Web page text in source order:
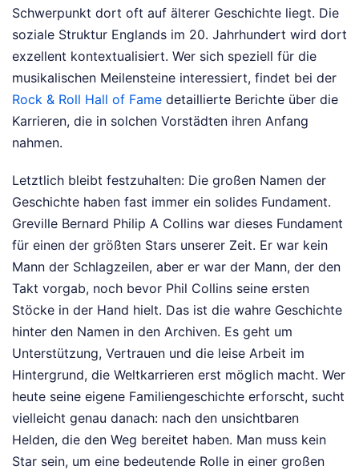
Schwerpunkt dort oft auf älterer Geschichte liegt. Die
soziale Struktur Englands im 20. Jahrhundert wird dort
exzellent kontextualisiert. Wer sich speziell für die
musikalischen Meilensteine interessiert, findet bei der
Rock & Roll Hall of Fame detaillierte Berichte über die
Karrieren, die in solchen Vorstädten ihren Anfang
nahmen.
Letztlich bleibt festzuhalten: Die großen Namen der
Geschichte haben fast immer ein solides Fundament.
Greville Bernard Philip A Collins war dieses Fundament
für einen der größten Stars unserer Zeit. Er war kein
Mann der Schlagzeilen, aber er war der Mann, der den
Takt vorgab, noch bevor Phil Collins seine ersten
Stöcke in der Hand hielt. Das ist die wahre Geschichte
hinter den Namen in den Archiven. Es geht um
Unterstützung, Vertrauen und die leise Arbeit im
Hintergrund, die Weltkarrieren erst möglich macht. Wer
heute seine eigene Familiengeschichte erforscht, sucht
vielleicht genau danach: nach den unsichtbaren
Helden, die den Weg bereitet haben. Man muss kein
Star sein, um eine bedeutende Rolle in einer großen